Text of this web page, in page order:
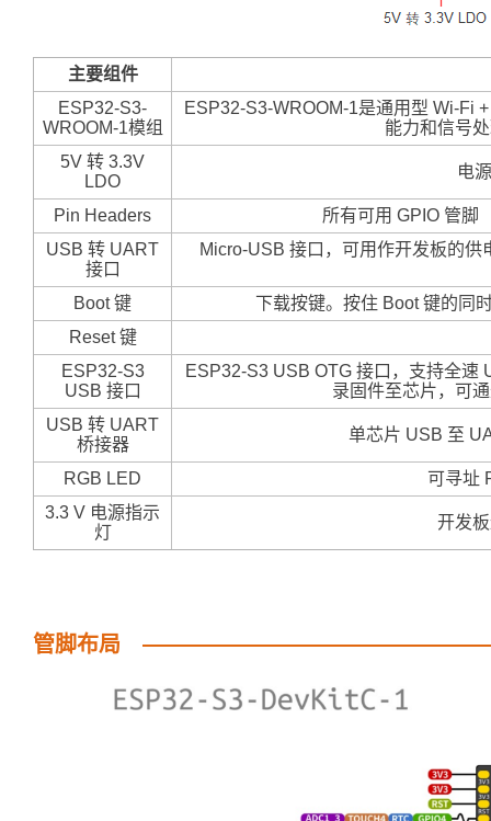
主要组件
ESP32-S3-
WROOM-1模组
ESP32-S3-WROOM-1是通用型 Wi-Fi
能力和信号
5V 转 3.3V
LDO
电
Pin Headers
所有可用 GPIO 管脚
USB 转 UART
接口
Micro-USB 接口，可用作开发板的
Boot 键
下载按键。按住 Boot 键的同
Reset 键
ESP32-S3
USB 接口
ESP32-S3 USB OTG 接口，支持全速
录固件至芯片，可
USB 转 UART
桥接器
单芯片 USB 至
RGB LED
可寻址
3.3 V 电源指示
灯
开发
管脚布局